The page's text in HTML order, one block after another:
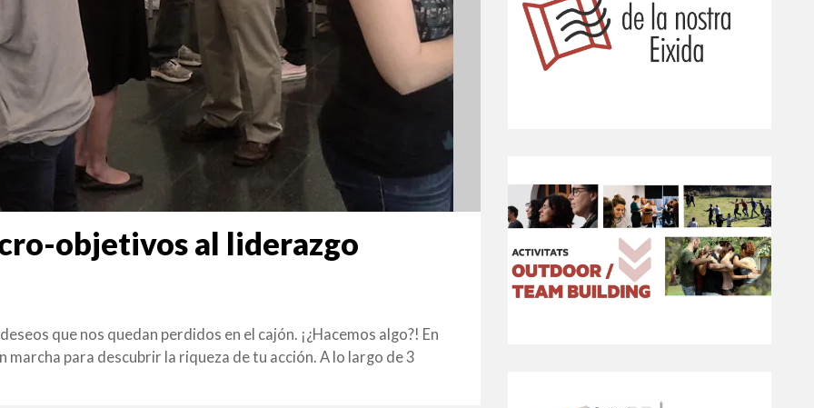
objetivos al liderazgo
que nos quedan perdidos en el cajón. ¡¿Hacemos algo?! En
para descubrir la riqueza de tu acción. A lo largo de 3